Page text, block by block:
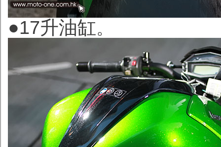
●17升油缸。